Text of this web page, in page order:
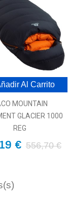
Al Carrito
MOUNTAIN
GLACIER 1000
REG
€ 556,70 €